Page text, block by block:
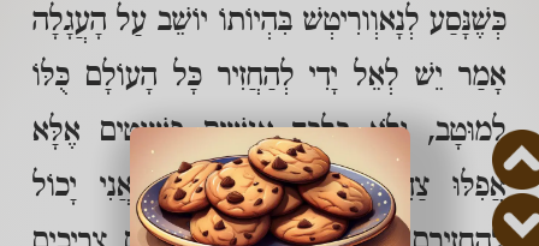
כְּשֶׁנָּסַע לְנָאוְורִיטְשׁ בִּהְיוֹתוֹ יוֹשֵׁב עַל הָעֲגָלָה
אָמַר יֵשׁ לְאֵל יָדִי לְהַחֲזִיר כָּל הָעוֹלָם כֻּלּוֹ
לְמוּטָב, וְלֹא בִּלְבַד אֲנָשִׁים פְּשׁוּטִים אֶלָּא
אֲפִלּוּ צַדִּיקִים וַאֲנָשִׁים גְּדוֹלִים אֲנִי יָכוֹל